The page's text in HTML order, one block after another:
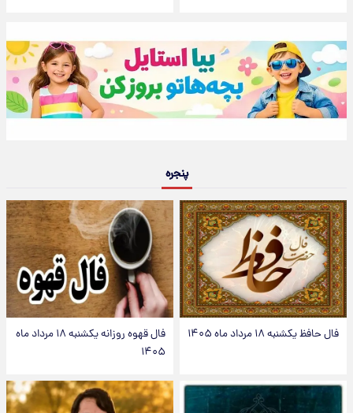
پنجره
فال حافظ یکشنبه ۱۸ مرداد ماه ۱۴۰۵
فال قهوه روزانه یکشنبه ۱۸ مرداد ماه
۱۴۰۵